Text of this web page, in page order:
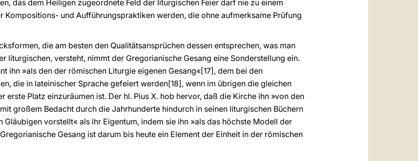
das dem Heiligen zugeordnete Feld der liturgischen Feier darf nie zu einem
Kompositions- und Aufführungspraktiken werden, die ohne aufmerksame Prüfung
die am besten den Qualitätsansprüchen dessen entsprechen, was man
liturgischen, versteht, nimmt der Gregorianische Gesang eine Sonderstellung ein.
ihn »als den der römischen Liturgie eigenen Gesang«[17], dem bei den
die in lateinischer Sprache gefeiert werden[18], wenn im übrigen die gleichen
erste Platz einzuräumen ist. Der hl. Pius X. hob hervor, daß die Kirche ihn »von den
großem Bedacht durch die Jahrhunderte hindurch in seinen liturgischen Büchern
Gläubigen vorstellt« als ihr Eigentum, indem sie ihn »als das höchste Modell der
Gesang ist darum bis heute ein Element der Einheit in der römischen